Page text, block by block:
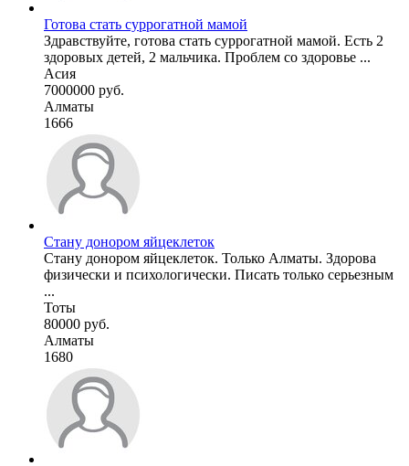
Готова стать суррогатной мамой
Здравствуйте, готова стать суррогатной мамой. Есть 2
здоровых детей, 2 мальчика. Проблем со здоровье ...
Асия
7000000 руб.
Алматы
1666
Стану донором яйцеклеток
Стану донором яйцеклеток. Только Алматы. Здорова
физически и психологически. Писать только серьезным
...
Тоты
80000 руб.
Алматы
1680